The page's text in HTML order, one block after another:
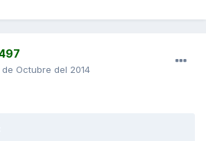
de Octubre del 2014